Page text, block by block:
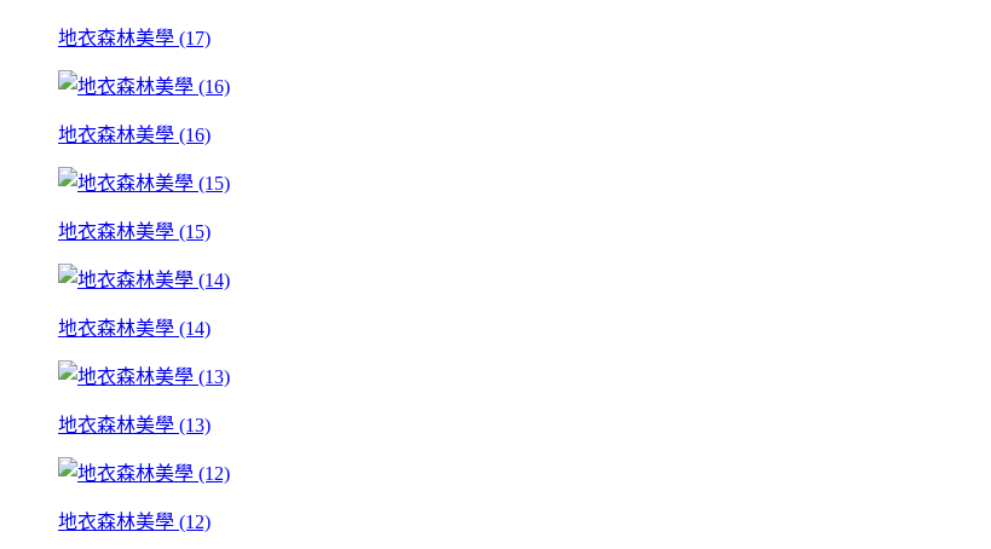
地衣森林美學 (17)
地衣森林美學 (16)
地衣森林美學 (15)
地衣森林美學 (14)
地衣森林美學 (13)
地衣森林美學 (12)